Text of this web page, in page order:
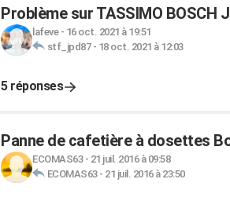
Problème sur TASSIMO BOSCH
lafeve- 16 oct. 2021 à 19:51
stf_jpd87- 18 oct. 2021 à 12:03
5 réponses
Panne de cafetière à dosettes
ECOMAS63- 21 juil. 2016 à 09:58
ECOMAS63- 21 juil. 2016 à 23:50